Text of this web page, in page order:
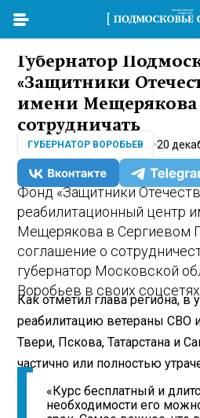
Губернатор
«Защитники
имени Мещерякова
сотрудничать
ГУБЕРНАТОР ВОРОБЬЕВ 20
Фонд «Защитники
реабилитационный центр
Мещерякова в Сергиевом
соглашение о
губернатор Московской
Воробьев в своих соцсетях.
Как отметил глава региона, в
реабилитацию ветераны СВО
Твери, Пскова, Татарстана и
частично или полностью
«Курс бесплатный и
необходимости его